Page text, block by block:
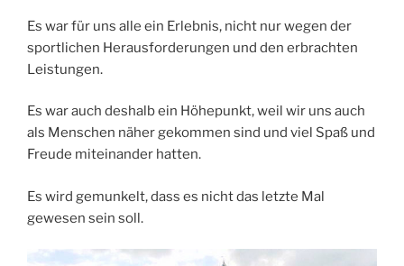
Es war für uns alle ein Erlebnis, nicht nur wegen der
sportlichen Herausforderungen und den erbrachten
Leistungen.
Es war auch deshalb ein Höhepunkt, weil wir uns auch
als Menschen näher gekommen sind und viel Spaß und
Freude miteinander hatten.
Es wird gemunkelt, dass es nicht das letzte Mal
gewesen sein soll.